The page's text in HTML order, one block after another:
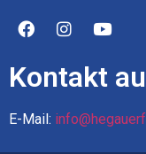
Kontakt
E-Mail: